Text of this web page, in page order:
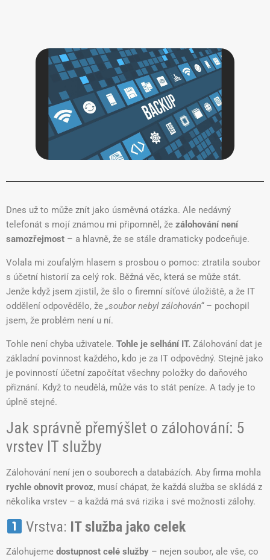
Dnes už to může znít jako úsměvná otázka. Ale nedávný
telefonát s mojí známou mi připomněl, že zálohování není
samozřejmost – a hlavně, že se stále dramaticky podceňuje.
Volala mi zoufalým hlasem s prosbou o pomoc: ztratila soubor
s účetní historií za celý rok. Běžná věc, která se může stát.
Jenže když jsem zjistil, že šlo o firemní síťové úložiště, a že IT
oddělení odpovědělo, že „soubor nebyl zálohován“– pochopil
jsem, že problém není u ní.
Tohle není chyba uživatele. Tohle je selhání IT. Zálohování dat je
základní povinnost každého, kdo je za IT odpovědný. Stejně jako
je povinností účetní započítat všechny položky do daňového
přiznání. Když to neudělá, může vás to stát peníze. A tady je to
úplně stejné.
Jak správně přemýšlet o zálohování: 5
vrstev IT služby
Zálohování není jen o souborech a databázích. Aby firma mohla
rychle obnovit provoz, musí chápat, že každá služba se skládá z
několika vrstev – a každá má svá rizika i své možnosti zálohy.
Vrstva: IT služba jako celek
Zálohujeme dostupnost celé služby – nejen soubor, ale vše, co